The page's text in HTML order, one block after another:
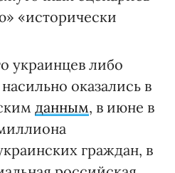
«исторически
украинцев либо
оказались в
данным, в июне в
граждан, в